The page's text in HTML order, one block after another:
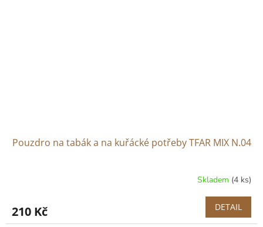
Pouzdro na tabák a na kuřácké potřeby TFAR MIX N.04
Skladem (4 ks)
210 Kč DETAIL